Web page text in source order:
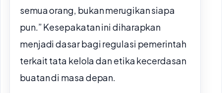
semua orang, bukan merugikan siapa
pun.” Kesepakatan ini diharapkan
menjadi dasar bagi regulasi pemerintah
terkait tata kelola dan etika kecerdasan
buatan di masa depan.